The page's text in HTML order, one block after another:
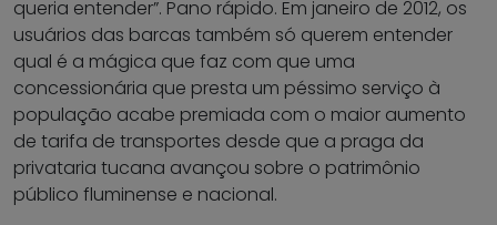
queria entender”. Pano rápido. Em janeiro de 2012, os
usuários das barcas também só querem entender
qual é a mágica que faz com que uma
concessionária que presta um péssimo serviço à
população acabe premiada com o maior aumento
de tarifa de transportes desde que a praga da
privataria tucana avançou sobre o patrimônio
público fluminense e nacional.